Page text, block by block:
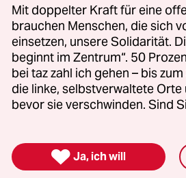
Karlsruhe die Reform,
im Bundestag
FDP es nach mehr als
geschafft, die Größe des
Lage ist, sich selbst zu
im Übrigen nur möglich war,
Mit doppelter Kraft für eine
brauchen Menschen, die sich
einsetzen, unsere Solidarität.
beginnt im Zentrum“. 50
bei taz zahl ich gehen – bis
die linke, selbstverwaltete
bevor sie verschwinden. Sind
 Ja, ich will